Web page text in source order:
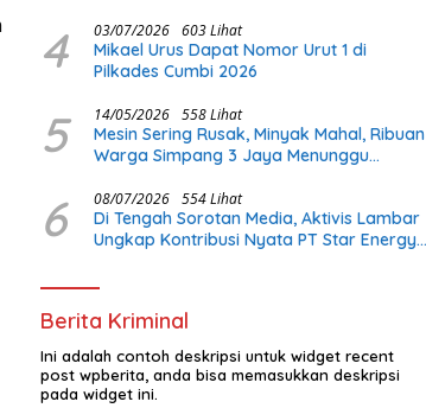
4 03/07/2026 603 Lihat
Mikael Urus Dapat Nomor Urut 1 di
Pilkades Cumbi 2026
5 14/05/2026 558 Lihat
Mesin Sering Rusak, Minyak Mahal, Ribuan
Warga Simpang 3 Jaya Menunggu
6 08/07/2026 554 Lihat
Di Tengah Sorotan Media, Aktivis Lambar
Ungkap Kontribusi Nyata PT Star Energy:
Infrastruktur Lokal
Berita Kriminal
Ini adalah contoh deskripsi untuk widget recent
post wpberita, anda bisa memasukkan deskripsi
pada widget ini.